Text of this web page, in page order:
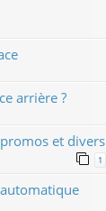
arrière ?
et divers
1